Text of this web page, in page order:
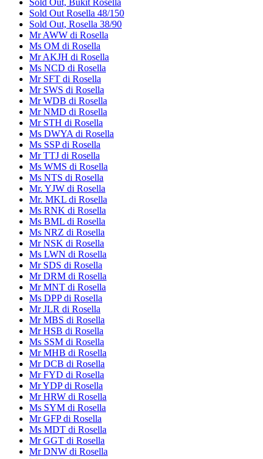
Sold Out Rosella 48/150
Sold Out, Rosella 38/90
Mr AWW di Rosella
Ms OM di Rosella
Mr AKJH di Rosella
Ms NCD di Rosella
Mr SFT di Rosella
Mr SWS di Rosella
Mr WDB di Rosella
Mr NMD di Rosella
Mr STH di Rosella
Ms DWYA di Rosella
Ms SSP di Rosella
Mr TTJ di Rosella
Ms WMS di Rosella
Ms NTS di Rosella
Mr. YJW di Rosella
Mr. MKL di Rosella
Ms RNK di Rosella
Ms BML di Rosella
Ms NRZ di Rosella
Mr NSK di Rosella
Ms LWN di Rosella
Mr SDS di Rosella
Mr DRM di Rosella
Mr MNT di Rosella
Ms DPP di Rosella
Mr JLR di Rosella
Mr MBS di Rosella
Mr HSB di Rosella
Ms SSM di Rosella
Mr MHB di Rosella
Mr DCB di Rosella
Mr FYD di Rosella
Mr YDP di Rosella
Mr HRW di Rosella
Ms SYM di Rosella
Mr GFP di Rosella
Ms MDT di Rosella
Mr GGT di Rosella
Mr DNW di Rosella